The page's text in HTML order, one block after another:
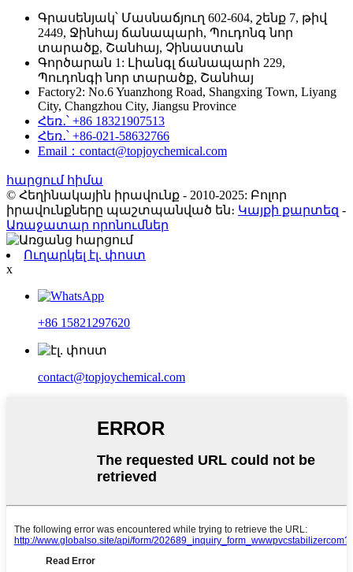
Գրասենյակ՝ Մասնաճյուղ 602-604, շենք 7, թիվ
2449, Ջինհայ ճանապարհ, Պուդոնգ նոր
տարածք, Շանհայ, Չինաստան
Գործարան 1: Լիանգլ ճանապարհ 229,
Պուդոնգի նոր տարածք, Շանհայ
Factory2: No.6 Yuanzhong Road, Shangxing Town, Liyang
City, Changzhou City, Jiangsu Province
Հեռ․՝ +86 18321907513
Հեռ․՝ +86-021-58632766
Email：contact@topjoychemical.com
հարցում հիմա
© Հեղինակային իրավունք - 2010-2025: Բոլոր
իրավունքները պաշտպանված են։ Կայքի քարտեզ -
Առաջատար որոնումներ
Ուղարկել էլ. փոստ
x
+86 15821297620
contact@topjoychemical.com